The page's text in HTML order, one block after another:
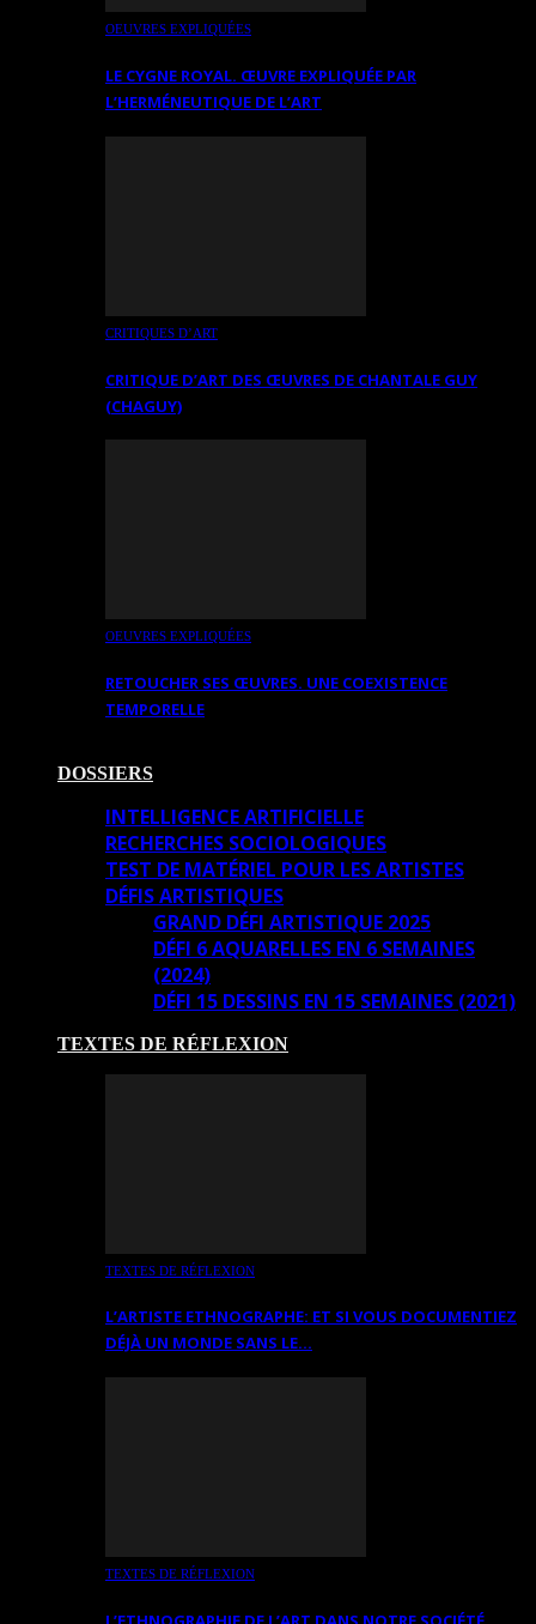
OEUVRES EXPLIQUÉES
LE CYGNE ROYAL. ŒUVRE EXPLIQUÉE PAR
L’HERMÉNEUTIQUE DE L’ART
CRITIQUES D’ART
CRITIQUE D’ART DES ŒUVRES DE CHANTALE GUY
(CHAGUY)
OEUVRES EXPLIQUÉES
RETOUCHER SES ŒUVRES. UNE COEXISTENCE
TEMPORELLE
DOSSIERS
INTELLIGENCE ARTIFICIELLE
RECHERCHES SOCIOLOGIQUES
TEST DE MATÉRIEL POUR LES ARTISTES
DÉFIS ARTISTIQUES
GRAND DÉFI ARTISTIQUE 2025
DÉFI 6 AQUARELLES EN 6 SEMAINES
(2024)
DÉFI 15 DESSINS EN 15 SEMAINES (2021)
TEXTES DE RÉFLEXION
TEXTES DE RÉFLEXION
L’ARTISTE ETHNOGRAPHE: ET SI VOUS DOCUMENTIEZ
DÉJÀ UN MONDE SANS LE…
TEXTES DE RÉFLEXION